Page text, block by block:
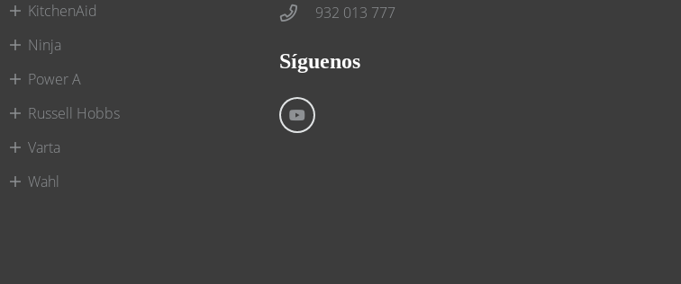
KitchenAid
Ninja
Power A
Russell Hobbs
Varta
Wahl
932 013 777
Síguenos